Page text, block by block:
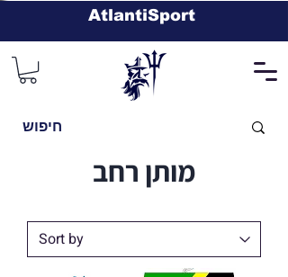
AtlantiSport
מותן רחב